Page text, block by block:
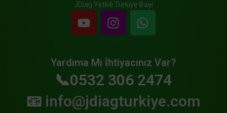
JDiag Yetkili Türkiye Bayi
Yardıma Mı İhtiyacınız Var?
📞0532 306 2474
📧 info@jdiagturkiye.com